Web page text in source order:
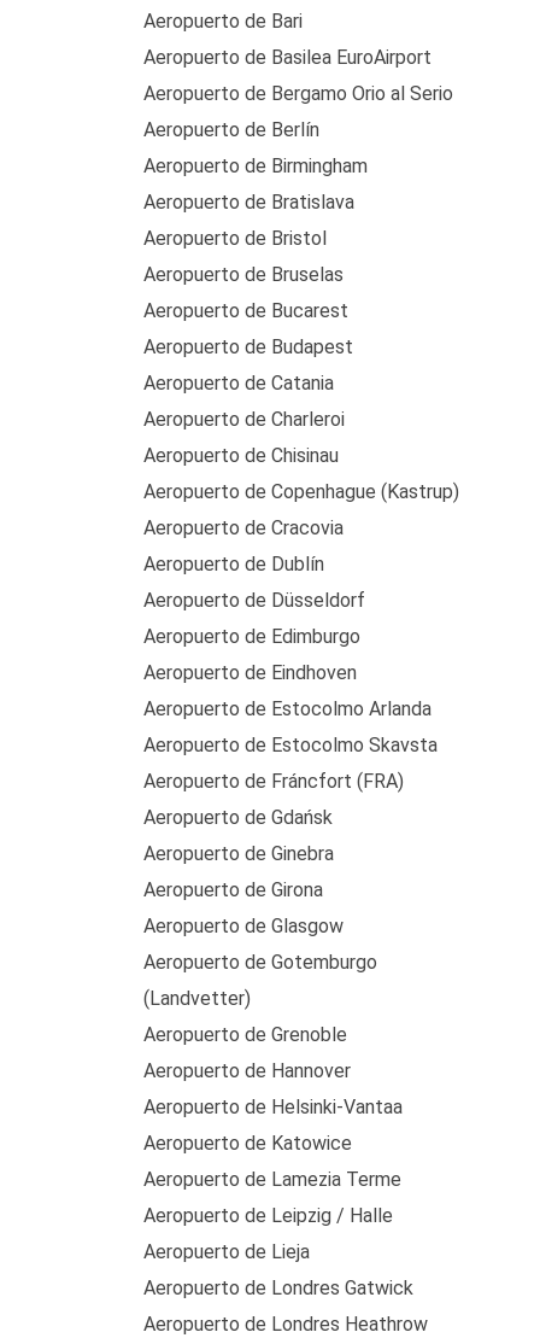
Aeropuerto de Bari
Aeropuerto de Basilea EuroAirport
Aeropuerto de Bergamo Orio al Serio
Aeropuerto de Berlín
Aeropuerto de Birmingham
Aeropuerto de Bratislava
Aeropuerto de Bristol
Aeropuerto de Bruselas
Aeropuerto de Bucarest
Aeropuerto de Budapest
Aeropuerto de Catania
Aeropuerto de Charleroi
Aeropuerto de Chisinau
Aeropuerto de Copenhague (Kastrup)
Aeropuerto de Cracovia
Aeropuerto de Dublín
Aeropuerto de Düsseldorf
Aeropuerto de Edimburgo
Aeropuerto de Eindhoven
Aeropuerto de Estocolmo Arlanda
Aeropuerto de Estocolmo Skavsta
Aeropuerto de Fráncfort (FRA)
Aeropuerto de Gdańsk
Aeropuerto de Ginebra
Aeropuerto de Girona
Aeropuerto de Glasgow
Aeropuerto de Gotemburgo
(Landvetter)
Aeropuerto de Grenoble
Aeropuerto de Hannover
Aeropuerto de Helsinki-Vantaa
Aeropuerto de Katowice
Aeropuerto de Lamezia Terme
Aeropuerto de Leipzig / Halle
Aeropuerto de Lieja
Aeropuerto de Londres Gatwick
Aeropuerto de Londres Heathrow